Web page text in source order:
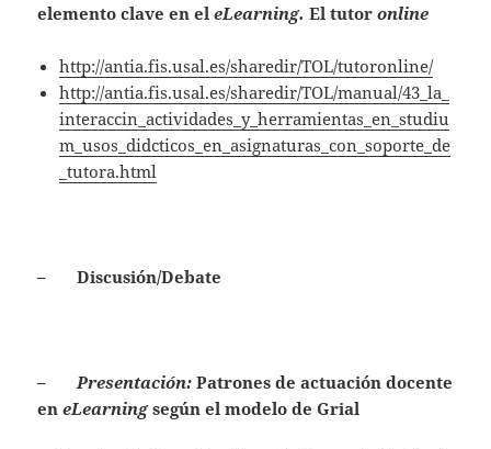
elemento clave en eleLearning.El tutoronline
http://antia.fis.usal.es/sharedir/TOL/tutoronline/
http://antia.fis.usal.es/sharedir/TOL/manual/43_la_
interaccin_actividades_y_herramientas_en_studiu
m_usos_didcticos_en_asignaturas_con_soporte_de
_tutora.html
– Discusión/Debate
–Presentación:Patrones de actuación docente
eneLearningsegún el modelo de Grial